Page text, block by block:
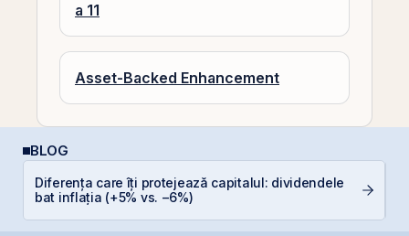
a 11
Asset-Backed Enhancement
BLOG
Diferența care îți protejează capitalul: dividendele
bat inflația (+5% vs. −6%)